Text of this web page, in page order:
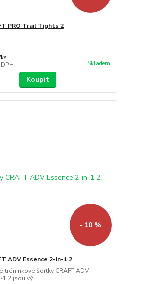
PRO Trail Tights 2
ks
Skladem
Koupit
- 10 %
ADV Essence 2-in-1 2
tréninkové šortky CRAFT ADV
2 jsou vý...